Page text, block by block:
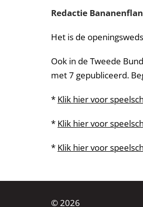
Redactie
Het is de
Ook in de Tweede
met 7 gepubliceerd.
* Klik hier voor
* Klik hier voor
* Klik hier voor
© 2026